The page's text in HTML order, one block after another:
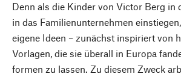
Denn als die Kinder von Victor Berg in
in das Familienunternehmen
eigene Ideen – zunächst inspiriert von
Vorlagen, die sie überall in Europa
formen zu lassen. Zu diesem Zweck